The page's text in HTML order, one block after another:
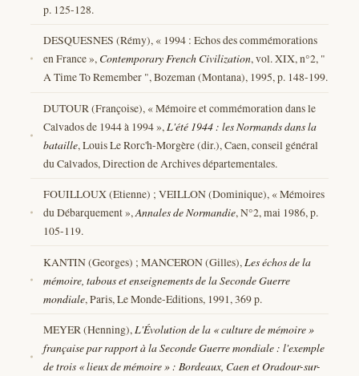
p. 125-128.
DESQUESNES (Rémy), « 1994 : Echos des commémorations
en France », Contemporary French Civilization, vol. XIX, n°2, "
A Time To Remember ", Bozeman (Montana), 1995, p. 148-199.
DUTOUR (Françoise), « Mémoire et commémoration dans le
Calvados de 1944 à 1994 »,L'été 1944 : les Normands dans la
bataille, Louis Le Rorc'h-Morgère (dir.), Caen, conseil général
du Calvados, Direction de Archives départementales.
FOUILLOUX (Etienne) ; VEILLON (Dominique), « Mémoires
du Débarquement »,Annales de Normandie, N°2, mai 1986, p.
105-119.
KANTIN (Georges) ; MANCERON (Gilles), Les échos de la
mémoire, tabous et enseignements de la Seconde Guerre
mondiale, Paris, Le Monde-Editions, 1991, 369 p.
MEYER (Henning),L'Évolution de la « culture de mémoire »
française par rapport à la Seconde Guerre mondiale : l'exemple
de trois « lieux de mémoire » : Bordeaux, Caen et Oradour-sur-